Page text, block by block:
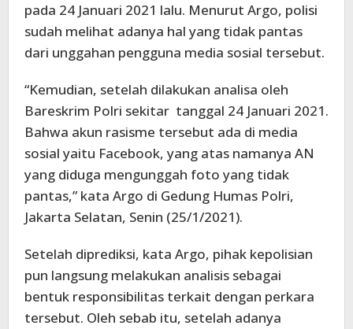
pada 24 Januari 2021 lalu. Menurut Argo, polisi
sudah melihat adanya hal yang tidak pantas
dari unggahan pengguna media sosial tersebut.
“Kemudian, setelah dilakukan analisa oleh
Bareskrim Polri sekitar tanggal 24 Januari 2021.
Bahwa akun rasisme tersebut ada di media
sosial yaitu Facebook, yang atas namanya AN
yang diduga mengunggah foto yang tidak
pantas,” kata Argo di Gedung Humas Polri,
Jakarta Selatan, Senin (25/1/2021).
Setelah diprediksi, kata Argo, pihak kepolisian
pun langsung melakukan analisis sebagai
bentuk responsibilitas terkait dengan perkara
tersebut. Oleh sebab itu, setelah adanya